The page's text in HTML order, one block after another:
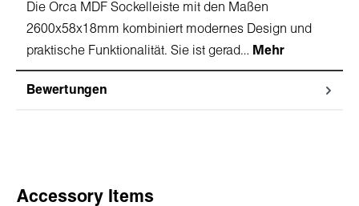
Die Orca MDF Sockelleiste mit den Maßen
2600x58x18mm kombiniert modernes Design und
praktische Funktionalität. Sie ist gerad… Mehr
Bewertungen
Produktgalerie überspringen
Accessory Items